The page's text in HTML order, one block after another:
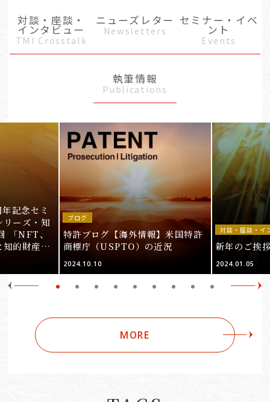
対談・座談・
インタビュー
TMI Crosstalk
ニューズレター
Newsletters
セミナー・イベ
ント
Events
執筆情報
Publications
記念セミ
リーズ・知
「NFT、
知的財産
ブログ
特許ブログ【海外情報】米国特許
商標庁（USPTO）の近況
2024.10.10
対談・座談・イ
新年のご挨
2024.01.05
MORE